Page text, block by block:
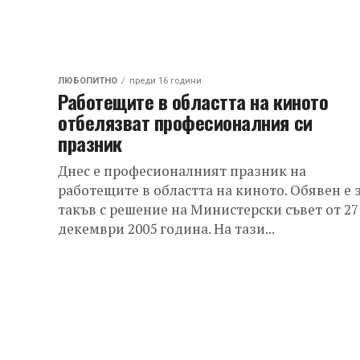
ЛЮБОПИТНО преди 16 години
Работещите в областта на киното
отбелязват професионалния си
празник
Днес е професионалният празник на
работещите в областта на киното. Обявен е
такъв с решение на Министерски съвет от 27
декември 2005 година. На тази...